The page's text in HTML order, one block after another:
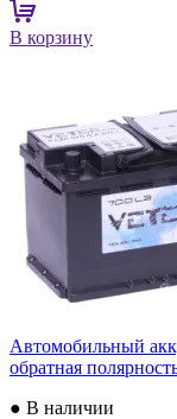
В корзину
Автомобильный
обратная
● В наличии